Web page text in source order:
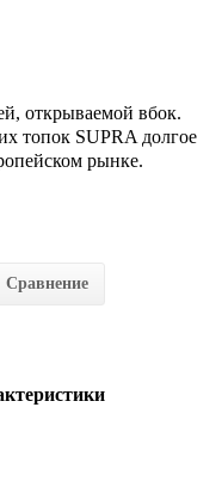
открываемой вбок.
топок SUPRA долгое
рынке.
Сравнение